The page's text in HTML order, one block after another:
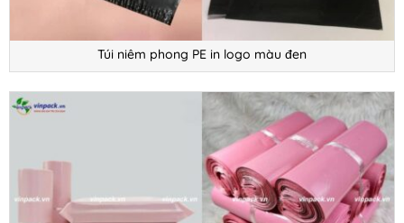
Túi niêm phong PE in logo màu đen